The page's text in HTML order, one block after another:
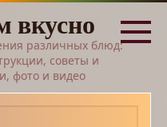
вкусно
различных блюд:
советы и
фото и видео